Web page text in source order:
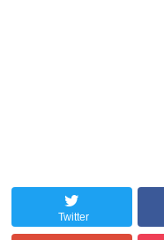
Twitter